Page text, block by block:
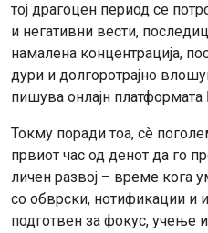
тој драгоцен период се
и негативни вести,
намалена концентрација,
дури и долгоротрајно
пишува онлајн
Токму поради тоа, сè
првиот час од денот да го
личен развој – време кога
со обврски, нотификации и
подготвен за фокус, учење